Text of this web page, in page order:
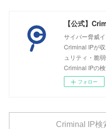
【公式】
サイバー脅威
Criminal IPが
ュリティ・脆
Criminal IPの検
フォロー
Criminal IP検